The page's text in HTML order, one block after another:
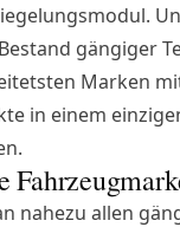
gängiger
Marken
in einem
nahezu allen